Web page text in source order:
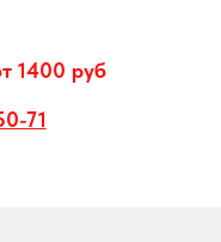
1400 руб
71